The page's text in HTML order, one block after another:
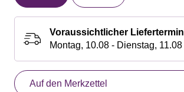
Voraussichtlicher Liefertermin
Montag, 10.08 - Dienstag, 11.08
Auf den Merkzettel